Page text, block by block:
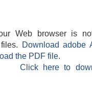
Web browser is
Download adobe
the PDF file.
Click here to